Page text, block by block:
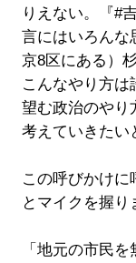
りえない。『#
言にはいろんな
京8区にある）
こんなやり方
望む政治のやり
考えていきたい
この呼びかけに
とマイクを握り
「地元の市民